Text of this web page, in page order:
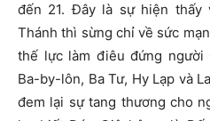
đến 21. Đây là sự hiện
Thánh thì sừng chỉ về sức
thế lực làm điêu đứng người
Ba-by-lôn, Ba Tư, Hy Lạp và
đem lại sự tang thương cho